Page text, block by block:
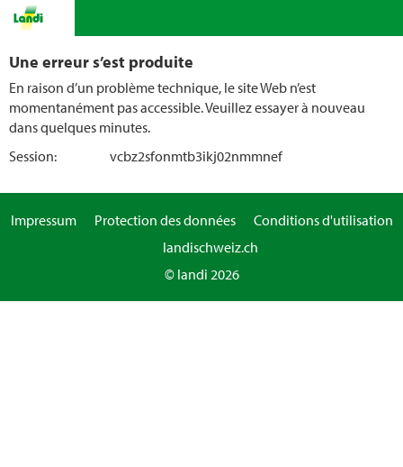
Une erreur s’est produite
En raison d’un problème technique, le site Web n’est
momentanément pas accessible. Veuillez essayer à nouveau
dans quelques minutes.
Session:
vcbz2sfonmtb3ikj02nmmnef
Impressum Protection des données
Conditions d'utilisation
landischweiz.ch
© landi 2026